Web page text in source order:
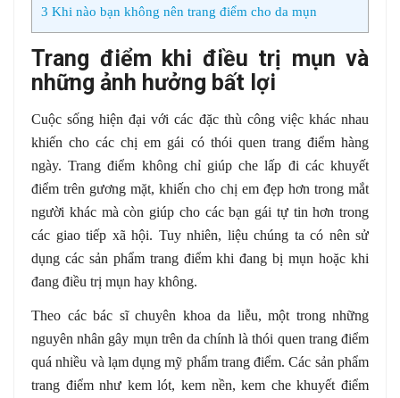
3 Khi nào bạn không nên trang điểm cho da mụn
Trang điểm khi điều trị mụn và
những ảnh hưởng bất lợi
Cuộc sống hiện đại với các đặc thù công việc khác nhau
khiến cho các chị em gái có thói quen trang điểm hàng
ngày. Trang điểm không chỉ giúp che lấp đi các khuyết
điểm trên gương mặt, khiến cho chị em đẹp hơn trong mắt
người khác mà còn giúp cho các bạn gái tự tin hơn trong
các giao tiếp xã hội. Tuy nhiên, liệu chúng ta có nên sử
dụng các sản phẩm trang điểm khi đang bị mụn hoặc khi
đang điều trị mụn hay không.
Theo các bác sĩ chuyên khoa da liễu, một trong những
nguyên nhân gây mụn trên da chính là thói quen trang điểm
quá nhiều và lạm dụng mỹ phẩm trang điểm. Các sản phẩm
trang điểm như kem lót, kem nền, kem che khuyết điểm